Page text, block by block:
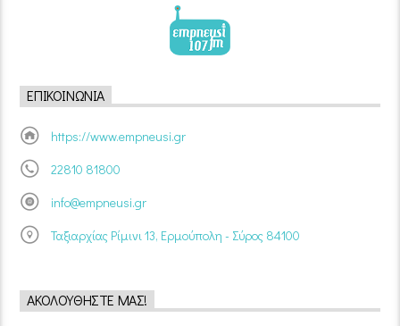
ΕΠΙΚΟΙΝΩΝΊΑ
https://www.empneusi.gr
22810 81800
info@empneusi.gr
Ταξιαρχίας Ρίμινι 13, Ερμούπολη - Σύρος 84100
ΑΚΟΛΟΥΘΉΣΤΕ ΜΑΣ!